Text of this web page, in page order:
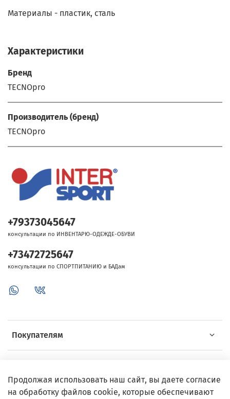
Материалы - пластик, сталь
Характеристики
Бренд
TECNOpro
Производитель (бренд)
TECNOpro
Покупателям
Выгодные предложения
+79373045647
консультации по ИНВЕНТАРЮ-ОДЕЖДЕ-ОБУВИ
+73472725647
консультации по СПОРТПИТАНИЮ и БАДам
Продолжая использовать наш сайт, вы даете согласие
на обработку файлов cookie, которые обеспечивают